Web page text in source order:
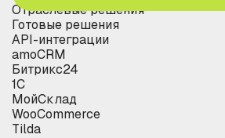
Отраслевые решения
Готовые решения
API-интеграции
amoCRM
Битрикс24
1С
МойСклад
WooCommerce
Tilda